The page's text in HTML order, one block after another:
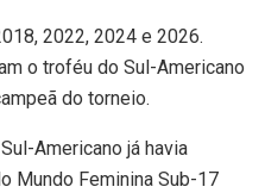
2022, 2024 e 2026.
o troféu do Sul-Americano
do torneio.
Americano já havia
Mundo Feminina Sub-17